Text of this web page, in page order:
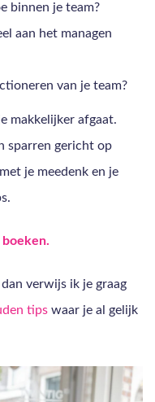
binnen je team?
aan het managen
van je team?
makkelijker afgaat.
sparren gericht op
je meedenk en je
boeken.
verwijs ik je graag
tips waar je al gelijk